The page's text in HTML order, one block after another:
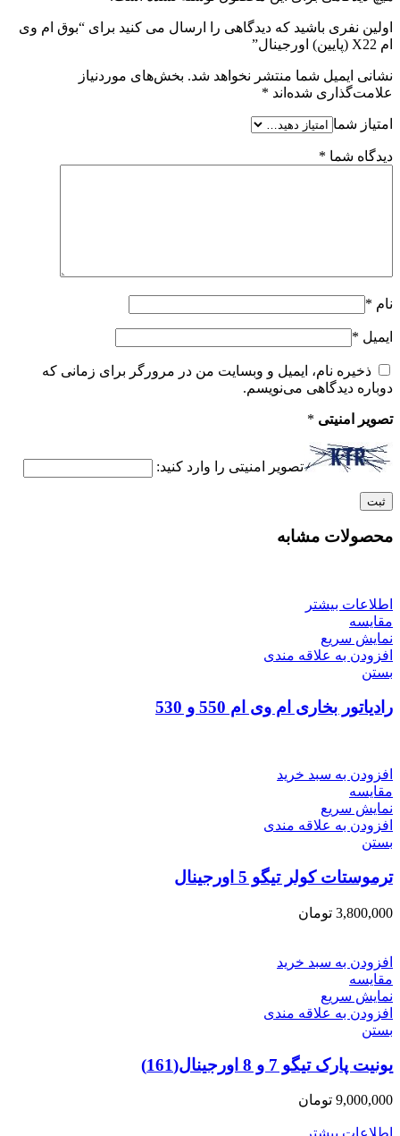
اولین نفری باشید که دیدگاهی را ارسال می کنید برای “بوق ام وی
ام X22 (پایین) اورجینال”
نشانی ایمیل شما منتشر نخواهد شد. بخش‌های موردنیاز
علامت‌گذاری شده‌اند *
امتیاز شما
دیدگاه شما *
نام *
ایمیل *
ذخیره نام، ایمیل و وبسایت من در مرورگر برای زمانی که
دوباره دیدگاهی می‌نویسم.
تصویر امنیتی *
تصویر امنیتی را وارد کنید:
محصولات مشابه
اطلاعات بیشتر
مقایسه
نمایش سریع
افزودن به علاقه مندی
بستن
رادیاتور بخاری ام وی ام 550 و 530
افزودن به سبد خرید
مقایسه
نمایش سریع
افزودن به علاقه مندی
بستن
ترموستات کولر تیگو 5 اورجینال
3,800,000 تومان
افزودن به سبد خرید
مقایسه
نمایش سریع
افزودن به علاقه مندی
بستن
یونیت پارک تیگو 7 و 8 اورجینال(161)
9,000,000 تومان